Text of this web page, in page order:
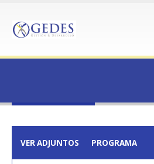
VER ADJUNTOS PROGRAMA